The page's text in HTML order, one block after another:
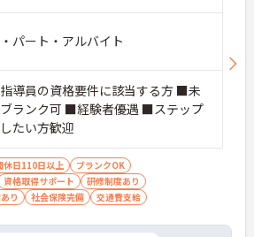
パート・アルバイト
導員の資格要件に該当する方 ■未
ランク可 ■経験者優遇 ■ステップ
たい方歓迎
休日110日以上
ブランクOK
資格取得サポート
研修制度あり
り
社会保険完備 交通費支給